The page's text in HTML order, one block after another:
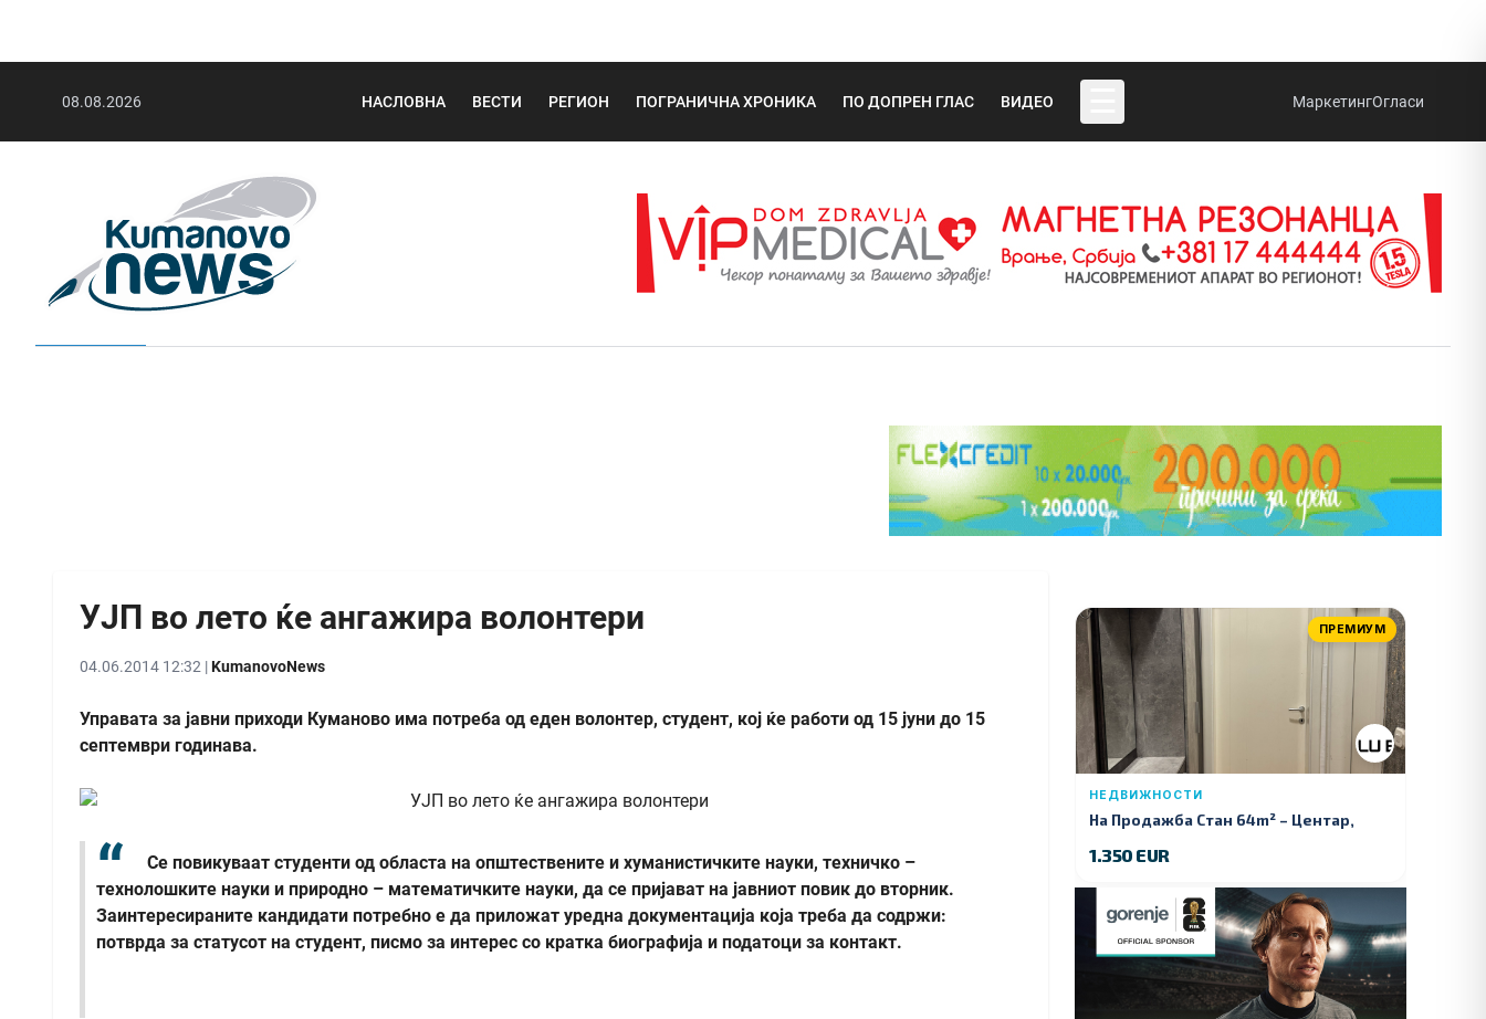
08.08.2026 НАСЛОВНА ВЕСТИ РЕГИОН ПОГРАНИЧНА ХРОНИКА ПО ДОПРЕН ГЛАС ВИДЕО МаркетингОгласи
УЈП во лето ќе ангажира волонтери
04.06.2014 12:32 |KumanovoNews
Управата за јавни приходи Куманово има потреба од еден волонтер, студент, кој ќе работи од 15 јуни до 15
септември годинава.
Се повикуваат студенти од областа на општествените и хуманистичките науки, техничко –
технолошките науки и природно – математичките науки, да се пријават на јавниот повик до вторник.
Заинтересираните кандидати потребно е да приложат уредна документација која треба да содржи:
потврда за статусот на студент, писмо за интерес со кратка биографија и податоци за контакт.
ПРЕМИУМ
НЕДВИЖНОСТИ
На Продажба Стан 64m² – Центар,
1.350 EUR